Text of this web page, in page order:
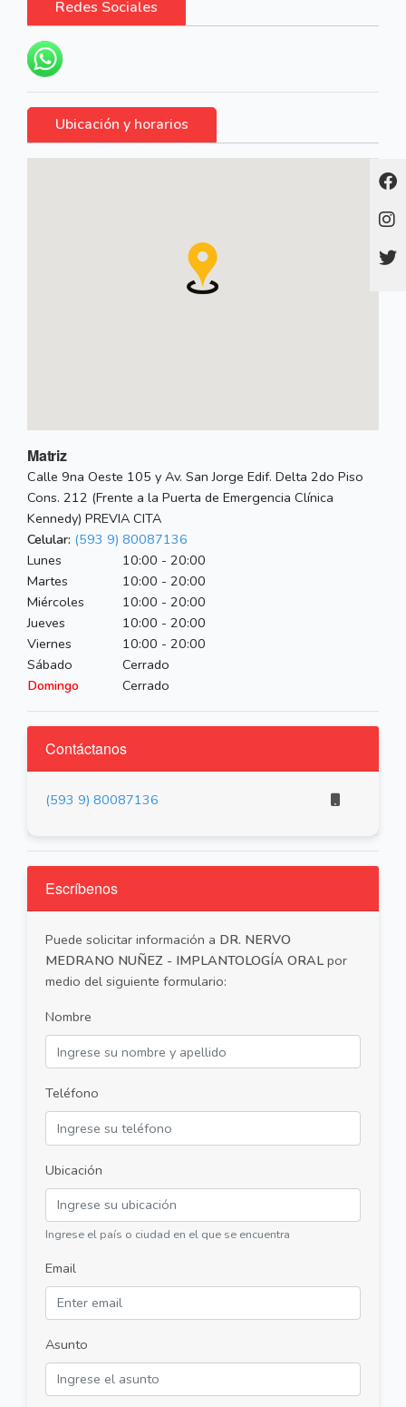
Redes Sociales
Ubicación y horarios
Matriz
Calle 9na Oeste 105 y Av. San Jorge Edif. Delta 2do Piso
Cons. 212 (Frente a la Puerta de Emergencia Clínica
Kennedy) PREVIA CITA
Celular: (593 9) 80087136
Lunes
10:00 - 20:00
Martes
10:00 - 20:00
Miércoles
10:00 - 20:00
Jueves
10:00 - 20:00
Viernes
10:00 - 20:00
Sábado
Cerrado
Domingo
Cerrado
Contáctanos
(593 9) 80087136
Escríbenos
Puede solicitar información a DR. NERVO
MEDRANO NUÑEZ - IMPLANTOLOGÍA ORALpor
medio del siguiente formulario:
Nombre
Teléfono
Ubicación
Ingrese el país o ciudad en el que se encuentra
Email
Asunto